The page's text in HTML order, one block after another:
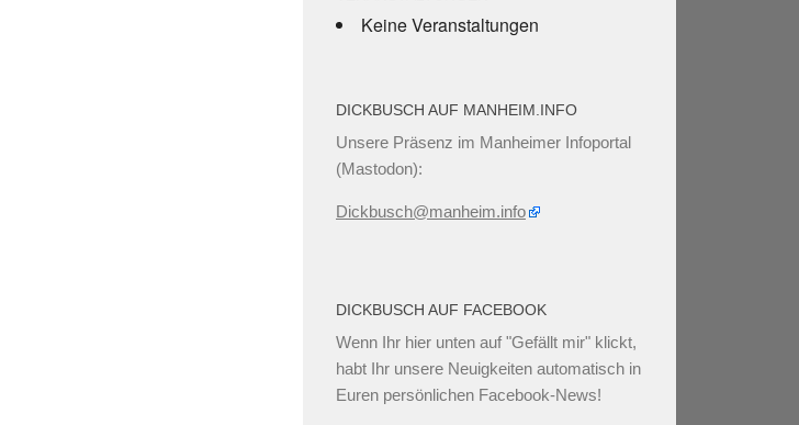
Keine Veranstaltungen
DICKBUSCH AUF MANHEIM.INFO
Unsere Präsenz im Manheimer Infoportal
(Mastodon):
Dickbusch@manheim.info
DICKBUSCH AUF FACEBOOK
Wenn Ihr hier unten auf "Gefällt mir" klickt,
habt Ihr unsere Neuigkeiten automatisch in
Euren persönlichen Facebook-News!